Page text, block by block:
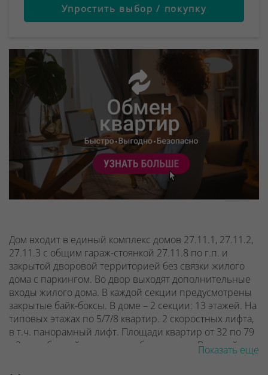
Упростить выбор / покупку
Дом входит в единый комплекс домов 27.11.1, 27.11.2,
27.11.3 с общим гараж-стоянкой 27.11.8 по г.п. и
закрытой дворовой территорией без связки жилого
дома с паркингом. Во двор выходят дополнительные
входы жилого дома. В каждой секции предусмотрены
закрытые байк-боксы. В доме – 2 секции: 13 этажей. На
типовых этажах по 5/7/8 квартир. 2 скоростных лифта,
в т.ч. панорамный лифт. Площади квартир от 32 по 79
м2 в свободной планировке без отделки. В каждой
квартире от 1 до 5 окон от потолка до пола,
панорамное остекление. Балконы со стеклянным
Показать еще